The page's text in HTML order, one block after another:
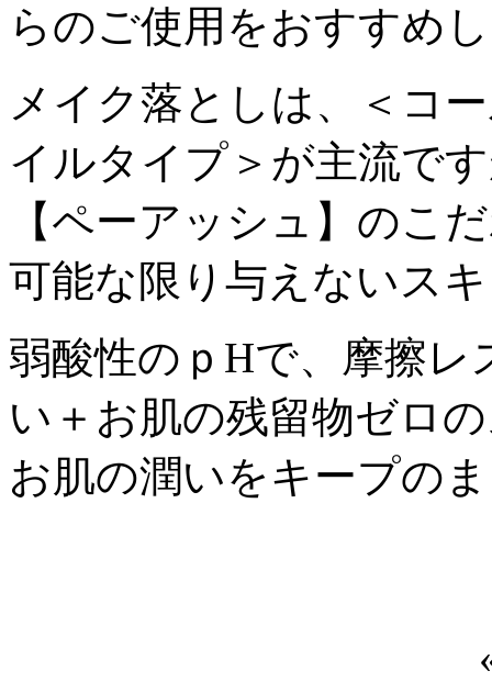
らのご使用をおすすめ
メイク落としは、＜コ
イルタイプ＞が主流で
【ペーアッシュ】のこ
可能な限り与えないス
弱酸性のｐHで、摩擦
い＋お肌の残留物ゼロ
お肌の潤いをキープの